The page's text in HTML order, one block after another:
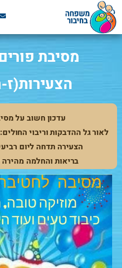
דילוג
לתוכן
מסיבת
הצעירות(ז-ח)
עדכון חשוב על
לאור גל ההדבקות וריבוי
הצעירה תדחה ליום רביעי 8/3 בשעה
בריאות והחלמה